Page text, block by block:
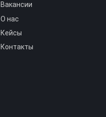
Вакансии
О нас
Кейсы
Контакты